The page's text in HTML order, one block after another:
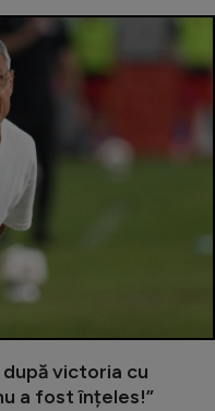
victoria cu
a fost înțeles!”